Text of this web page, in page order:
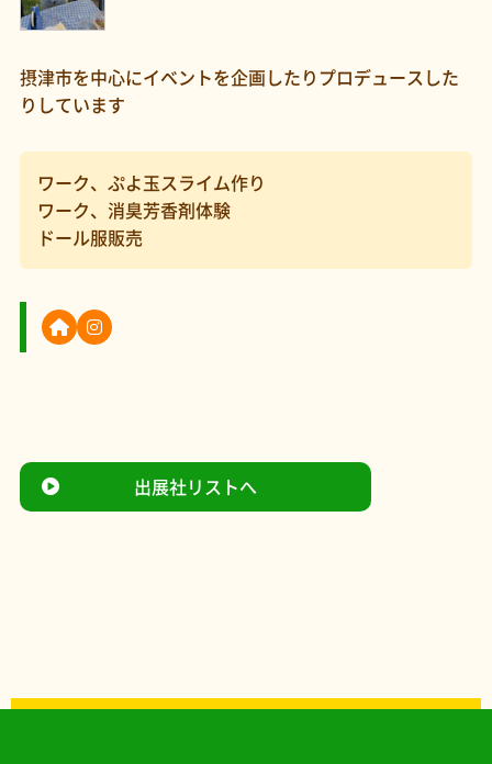
摂津市を中心にイベントを企画したりプロデュースした
りしています
ワーク、ぷよ玉スライム作り
ワーク、消臭芳香剤体験
ドール服販売
出展社リストへ